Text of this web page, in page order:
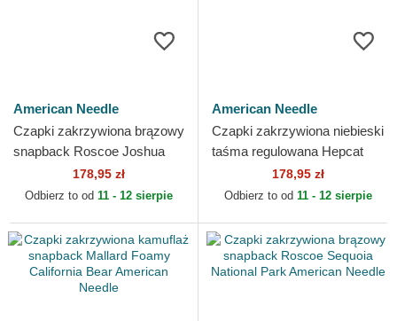
American Needle
Czapki zakrzywiona brązowy
snapback Roscoe Joshua
Tree National Park American
Needle
178,95 zł
Odbierz to od 11 - 12 sierpie
American Needle
Czapki zakrzywiona niebieski
taśma regulowana Hepcat
Chevrolet 76 American
Needle
178,95 zł
Odbierz to od 11 - 12 sierpie